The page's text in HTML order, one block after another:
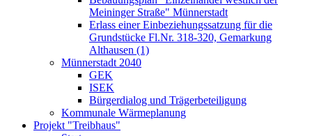
Meininger Straße" Münnerstadt
Erlass einer Einbeziehungssatzung für die
Grundstücke Fl.Nr. 318-320, Gemarkung
Althausen (1)
Münnerstadt 2040
GEK
ISEK
Bürgerdialog und Trägerbeteiligung
Kommunale Wärmeplanung
Projekt "Treibhaus"